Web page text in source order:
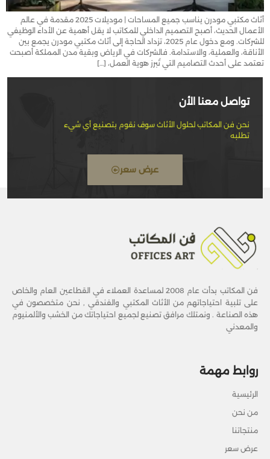
أثاث مكتبي مودرن يناسب جميع المساحات | موديلات 2025 مقدمة في عالم
الأعمال الحديث، أصبح التصميم الداخلي للمكاتب لا يقل أهمية عن الأداء الوظيفي
للشركات. ومع دخول عام 2025، تزداد الحاجة إلى أثاث مكتبي مودرن يجمع بين
الأناقة، والعملية، والاستدامة. فالشركات في الرياض وبقية مدن المملكة أصبحت
تعتمد على أحدث التصاميم التي تُبرز هوية العمل، […]
تواصل معنا الأن
نحن فن المكاتب لحلول الأثاث سوف نقوم بتصنيع أي شيء
تطلبه
عرض سعر
فن المكاتب بدأت عام 2008 لمساعدة العملاء في القطاعين العام والخاص
على تلبية احتياجاتهم من الأثاث المكتبي والفندقي , نحن متخصصون في
هذه الصناعة . ونمتلك مرافق تصنيع لجميع احتياجاتك من الخشب والألمنيوم
والمعدني
روابط مهمة
الرئيسية
من نحن
منتجاتنا
عرض سعر